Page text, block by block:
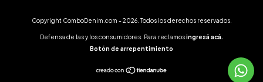
Copyright ComboDenim.com - 2026. Todos los derechos reservados.
Defensa de las y los consumidores. Para reclamosingresá acá.
Botón de arrepentimiento